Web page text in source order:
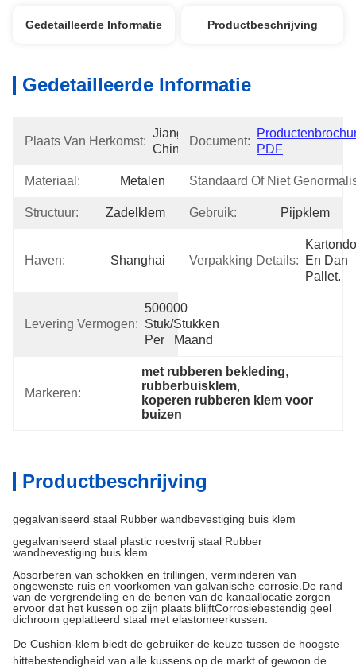
Gedetailleerde Informatie Productbeschrijving
Gedetailleerde Informatie
Plaats Van Herkomst:
Jiangsu,
China
Document:
PDF
Materiaal: Metalen Standaard Of Niet
Structuur: Zadelklem Gebruik: Pijpklem
Haven: Shanghai Verpakking Details:
En Dan
Pallet.
Levering Vermogen:
500000
Stuk/Stukken
Per   Maand
Markeren:
met rubberen bekleding,
rubberbuisklem,
koperen rubberen klem voor
buizen
Productbeschrijving
gegalvaniseerd staal Rubber wandbevestiging buis klem
gegalvaniseerd staal plastic roestvrij staal Rubber
wandbevestiging buis klem
Absorberen van schokken en trillingen, verminderen van
ongewenste ruis en voorkomen van galvanische corrosie.De rand
van de vergrendeling en de benen van de kanaallocatie zorgen
ervoor dat het kussen op zijn plaats blijftCorrosiebestendig geel
dichroom geplatteerd staal met elastomeerkussen.
De Cushion-klem biedt de gebruiker de keuze tussen de hoogste
hittebestendigheid van alle kussens op de markt of gewoon de